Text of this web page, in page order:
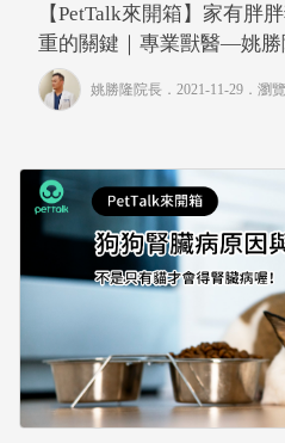
【PetTalk來開箱】家有胖
重的關鍵｜專業獸醫—姚勝
姚勝隆院長 ．2021-11-29． 瀏